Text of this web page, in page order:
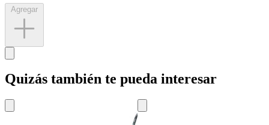
Quizás también te pueda interesar